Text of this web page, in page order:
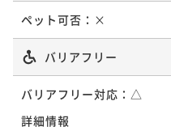
ペット可否： ×
バリアフリー
バリアフリー対応： △
詳細情報